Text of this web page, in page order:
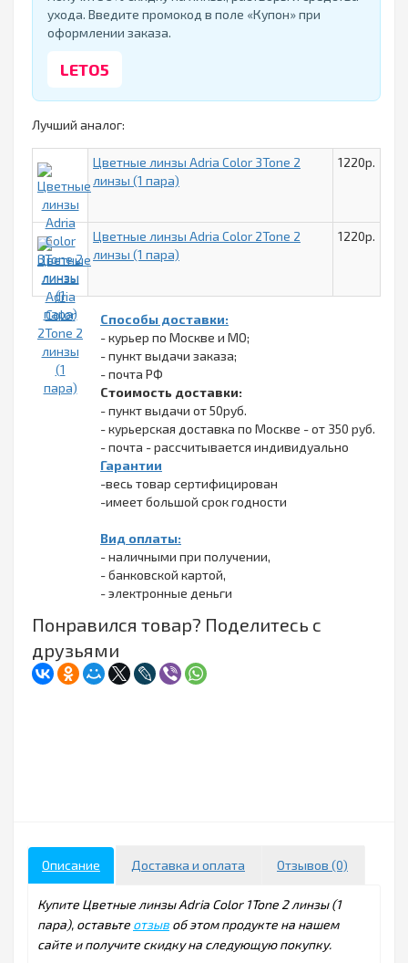
ухода. Введите промокод в поле «Купон» при
оформлении заказа.
LETO5
Лучший аналог:
Цветные линзы Adria Color 3Tone 2
линзы (1 пара)
1220р.
Цветные линзы Adria Color 2Tone 2
линзы (1 пара)
1220р.
Способы доставки:
- курьер по Москве и МО;
- пункт выдачи заказа;
- почта РФ
Стоимость доставки:
- пункт выдачи от 50руб.
- курьерская доставка по Москве - от 350 руб.
- почта - рассчитывается индивидуально
Гарантии
-весь товар сертифицирован
-имеет большой срок годности
Вид оплаты:
- наличными при получении,
- банковской картой,
- электронные деньги
Понравился товар? Поделитесь с
друзьями
Описание Доставка и оплата Отзывов (0)
Купите Цветные линзы Adria Color 1Tone 2 линзы (1
пара), оставьте отзыв об этом продукте на нашем
сайте и получите скидку на следующую покупку.